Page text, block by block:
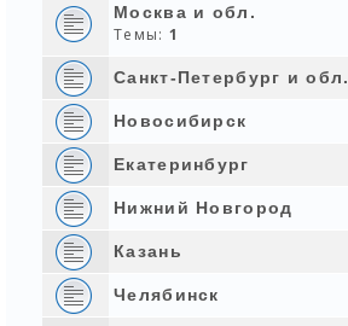
Москва и обл.
Темы: 1
Санкт-Петербург и обл.
Новосибирск
Екатеринбург
Нижний Новгород
Казань
Челябинск